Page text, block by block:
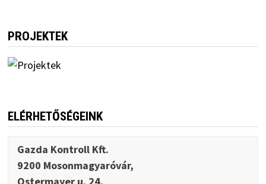
PROJEKTEK
ELÉRHETŐSÉGEINK
Gazda Kontroll Kft.
9200 Mosonmagyaróvár,